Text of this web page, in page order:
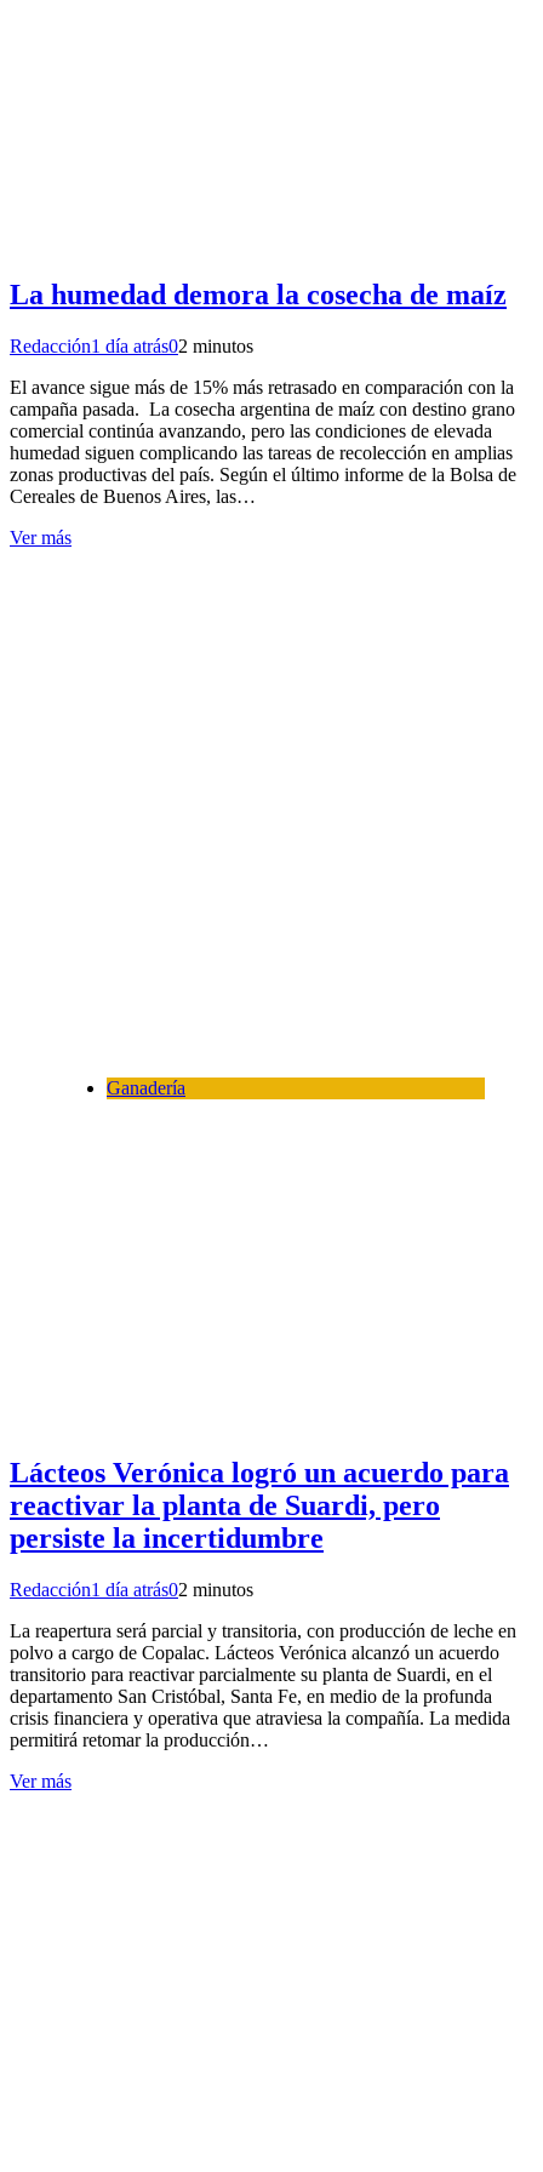
La humedad demora la cosecha de maíz
Redacción1 día atrás02 minutos
El avance sigue más de 15% más retrasado en comparación con la
campaña pasada. La cosecha argentina de maíz con destino grano
comercial continúa avanzando, pero las condiciones de elevada
humedad siguen complicando las tareas de recolección en amplias
zonas productivas del país. Según el último informe de la Bolsa de
Cereales de Buenos Aires, las…
Ver más
Ganadería
Lácteos Verónica logró un acuerdo para
reactivar la planta de Suardi, pero
persiste la incertidumbre
Redacción1 día atrás02 minutos
La reapertura será parcial y transitoria, con producción de leche en
polvo a cargo de Copalac. Lácteos Verónica alcanzó un acuerdo
transitorio para reactivar parcialmente su planta de Suardi, en el
departamento San Cristóbal, Santa Fe, en medio de la profunda
crisis financiera y operativa que atraviesa la compañía. La medida
permitirá retomar la producción…
Ver más